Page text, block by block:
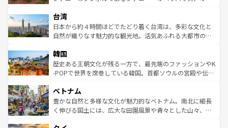
ならではの贅沢な旅のスタイルだ。 なお、新着のアメリカ
情報はコンテンツ一覧を参照してほしい。
れるおもてなしの心で訪れる人々を迎えてくれるハワイの
人々、おいしいローカルフードやハワイアンミュージッ
ク、伝統的なフラダンスなど、すべてがハワイの魅力を彩
ワイを、存分に味わってほしい。 なお、新着のハワイ情報
はコンテンツ一覧を参照してほしい。
リアリーフや大陸中央部にそびえるウルル（エアーズロッ
ク）、タスマニアの美しい原生林やケアンズの熱帯雨林な
ど、見どころがたくさん。また、カフェやワイン、オージ
いる。アクティビティも充実しており、サーフィンやダイ
ビング、ハイキングなど、アウトドア好きにはたまらな
い。オーストラリアの多彩な魅力を存分に味わいつくそ
参照してほしい。
台湾
日本から約４時間ほどでたどり着く台湾は、多彩な文化と
自然が織りなす魅力的な観光地。活気あふれる大都市の台
ン）、静ひつな山岳地帯である台湾東部など、都市の喧騒
と山間の静けさが共存しており、訪れる人に新しい発見と
驚きをもたらしてくれる。また、奥深い台湾の食文化も魅
容にもいいと評判のスイーツなど、バラエティ豊かな料理
が味わえる。 なお、新着の台湾情報は コンテンツ一覧を参
照してほしい。
韓国
歴史ある王朝文化が残る一方で、最先端のファッションやK
-POPで世界を席巻している韓国。首都ソウルの宮殿や伝統
き、地方に足を延ばせば四季折々の自然美を楽しむことが
できる。そして、キムチや焼肉、絶品のストリートフード
まで、さまざまな韓国料理が待っている。夜には、韓国な
ベトナム
豊かな自然と多様な文化が魅力的なベトナム。南北に細長
く伸びる国土には、広大な田園風景や青々とした山々、世